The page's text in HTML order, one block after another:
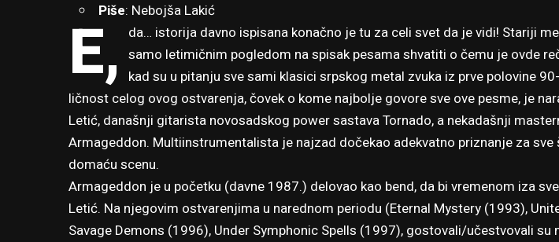
Piše: Nebojša Lakić
E,
da… istorija davno ispisana konačno je tu za celi svet da je vidi! Stariji
samo letimičnim pogledom na spisak pesama shvatiti o čemu je ovde
kad su u pitanju sve sami klasici srpskog metal zvuka iz prve polovine
ličnost celog ovog ostvarenja, čovek o kome najbolje govore sve ove pesme, je
Letić, današnji gitarista novosadskog power sastava Tornado, a nekadašnji
Armageddon. Multiinstrumentalista je najzad dočekao adekvatno priznanje za
domaću scenu.
Armageddon je u početku (davne 1987.) delovao kao bend, da bi vremenom iza
Letić. Na njegovim ostvarenjima u narednom periodu (Eternal Mystery (1993),
Savage Demons (1996), Under Symphonic Spells (1997), gostovali/učestvovali su